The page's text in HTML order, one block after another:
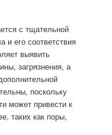
с тщательной
и его соответствия
выявить
загрязнения, а
поскольку
может привести к
таких как поры,